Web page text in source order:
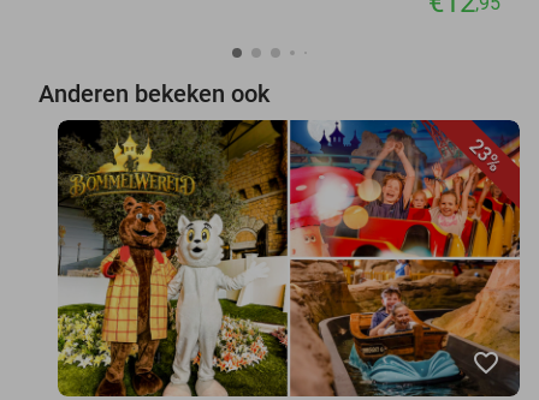
Anderen bekeken ook
23%
favorite_border